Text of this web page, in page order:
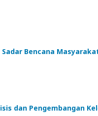
Bencana
dan Pengembangan